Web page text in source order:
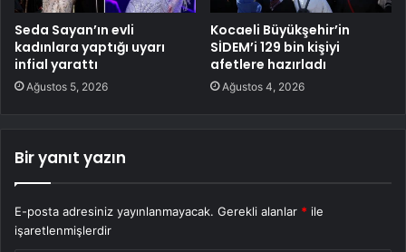
Seda Sayan’ın evli
kadınlara yaptığı uyarı
infial yarattı
Ağustos 5, 2026
Kocaeli Büyükşehir’in
SİDEM’i 129 bin kişiyi
afetlere hazırladı
Ağustos 4, 2026
Bir yanıt yazın
E-posta adresiniz yayınlanmayacak. Gerekli alanlar * ile
işaretlenmişlerdir